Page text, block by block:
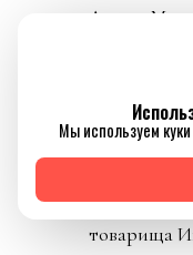
Ланка,
Федерация
Конго
уточнить,
поддержку
им выдадут
товарища
Мы используем